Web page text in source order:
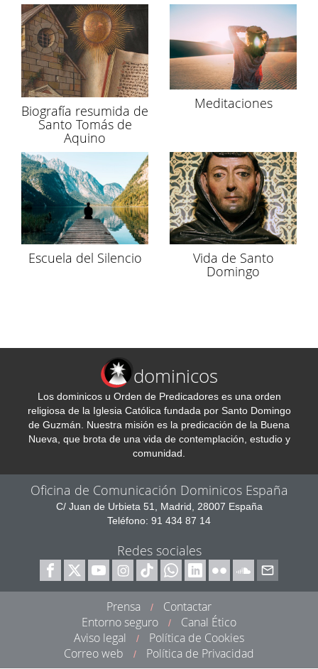
Archivo Histórico Prov. del Rosario
Instituto Histórico Prov. Hispania
San Esteban Editorial
Editorial Edibesa
Museo Amazónico Dominicano
Biografía resumida de
Santo Tomás de
Aquino
Meditaciones
Escuela del Silencio Vida de Santo
Domingo
dominicos
Los dominicos u Orden de Predicadores es una orden
religiosa de la Iglesia Católica fundada por Santo Domingo
de Guzmán. Nuestra misión es la predicación de la Buena
Nueva, que brota de una vida de contemplación, estudio y
comunidad.
Oficina de Comunicación Dominicos España
C/ Juan de Urbieta 51, Madrid, 28007 España
Teléfono: 91 434 87 14
Redes sociales
Prensa /
Contactar
Entorno seguro
/
Canal Ético
Aviso legal
/
Política de Cookies
Correo web
/ Política de Privacidad